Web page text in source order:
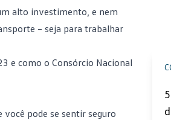
alto investimento, e nem
– seja para trabalhar
e como o Consórcio Nacional
pode se sentir seguro